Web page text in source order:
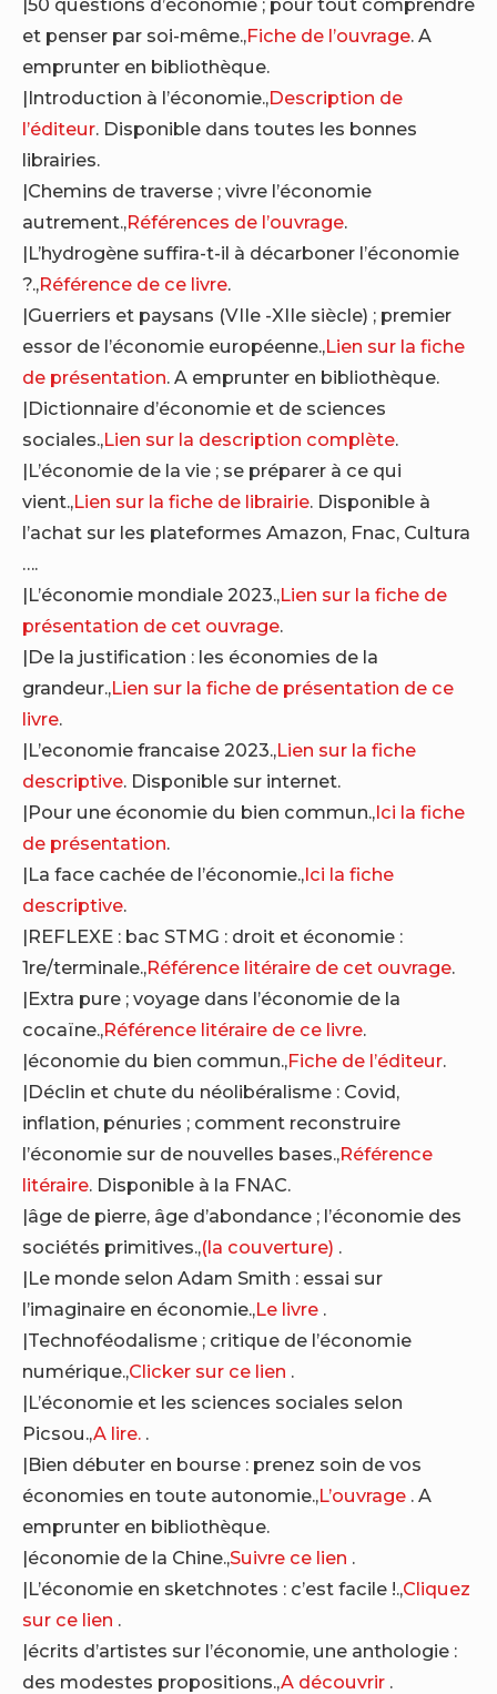
et penser par soi-même.,Fiche de l’ouvrage. A
emprunter en bibliothèque.
|Introduction à l’économie.,Description de
l’éditeur. Disponible dans toutes les bonnes
librairies.
|Chemins de traverse ; vivre l’économie
autrement.,Références de l’ouvrage.
|L’hydrogène suffira-t-il à décarboner l’économie
?.,Référence de ce livre.
|Guerriers et paysans (VIIe -XIIe siècle) ; premier
essor de l’économie européenne.,Lien sur la fiche
de présentation. A emprunter en bibliothèque.
|Dictionnaire d’économie et de sciences
sociales.,Lien sur la description complète.
|L’économie de la vie ; se préparer à ce qui
vient.,Lien sur la fiche de librairie. Disponible à
l’achat sur les plateformes Amazon, Fnac, Cultura
….
|L’économie mondiale 2023.,Lien sur la fiche de
présentation de cet ouvrage.
|De la justification : les économies de la
grandeur.,Lien sur la fiche de présentation de ce
livre.
|L’economie francaise 2023.,Lien sur la fiche
descriptive. Disponible sur internet.
|Pour une économie du bien commun.,Ici la fiche
de présentation.
|La face cachée de l’économie.,Ici la fiche
descriptive.
|REFLEXE : bac STMG : droit et économie :
1re/terminale.,Référence litéraire de cet ouvrage.
|Extra pure ; voyage dans l’économie de la
cocaïne.,Référence litéraire de ce livre.
|économie du bien commun.,Fiche de l’éditeur.
|Déclin et chute du néolibéralisme : Covid,
inflation, pénuries ; comment reconstruire
l’économie sur de nouvelles bases.,Référence
litéraire. Disponible à la FNAC.
|âge de pierre, âge d’abondance ; l’économie des
sociétés primitives.,(la couverture) .
|Le monde selon Adam Smith : essai sur
l’imaginaire en économie.,Le livre .
|Technoféodalisme ; critique de l’économie
numérique.,Clicker sur ce lien .
|L’économie et les sciences sociales selon
Picsou.,A lire. .
|Bien débuter en bourse : prenez soin de vos
économies en toute autonomie.,L’ouvrage . A
emprunter en bibliothèque.
|économie de la Chine.,Suivre ce lien .
|L’économie en sketchnotes : c’est facile !.,Cliquez
sur ce lien .
|écrits d’artistes sur l’économie, une anthologie :
des modestes propositions.,A découvrir .